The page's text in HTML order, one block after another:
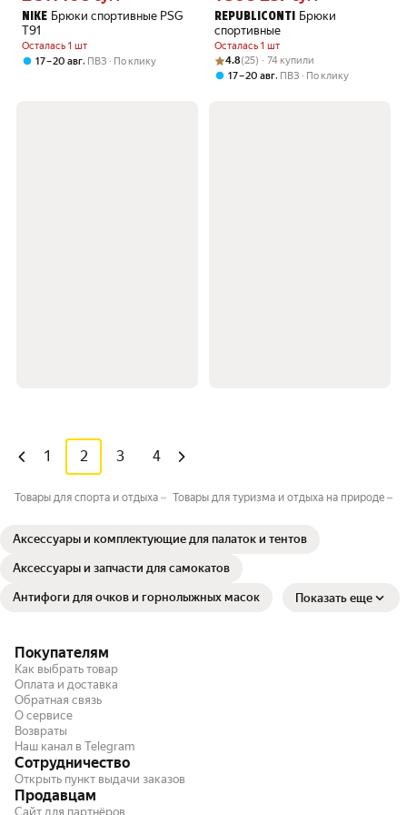
NIKE Брюки спортивные PSG
T91
Осталась 1 шт
17 – 20 авг, ПВЗ По клику
REPUBLICONTI
Брюки
спортивные
Осталась 1 шт
Рейтинг товара: 4.8 из 5
Оценок: (25) · 74 купили
4.8(25) · 74 купили
17 – 20 авг, ПВЗ По клику
1 2 3 4
Товары для спорта и отдыха Товары для туризма и отдыха на природе
Аксессуары и комплектующие для палаток и тентов
Аксессуары и запчасти для самокатов
Антифоги для очков и горнолыжных масок Показать еще
Покупателям
Как выбрать товар
Оплата и доставка
Обратная связь
О сервисе
Возвраты
Наш канал в Telegram
Сотрудничество
Открыть пункт выдачи заказов
Продавцам
Сайт для партнёров